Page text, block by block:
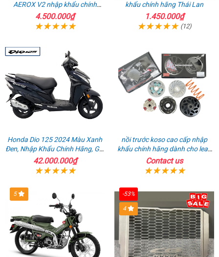
AEROX V2 nhập khẩu chính
hãng
4.500.000₫
khẩu chính hãng Thái Lan
1.450.000₫
(12)
Honda Dio 125 2024 Màu Xanh
Đen, Nhập Khẩu Chính Hãng, Giá
Rẻ
42.000.000₫
nồi trước koso cao cấp nhập
khẩu chính hãng dành cho lead
125
Contact us
5 -53%
4